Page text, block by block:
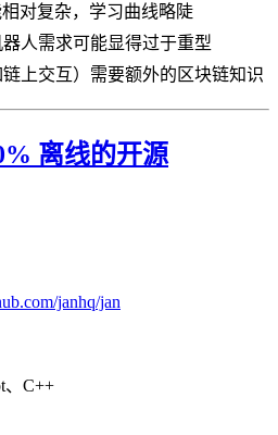
对复杂，学习曲线略陡
人需求可能显得过于重型
上交互）需要额外的区块链知识
离线的开源
janhq/jan
、C++